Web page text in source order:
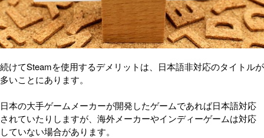
続けてSteamを使用するデメリットは、日本語非対応のタイトルが
多いことにあります。
日本の大手ゲームメーカーが開発したゲームであれば日本語対応
されていたりしますが、海外メーカーやインディーゲームは対応
していない場合があります。